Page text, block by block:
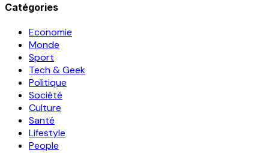
Catégories
Economie
Monde
Sport
Tech & Geek
Politique
Société
Culture
Santé
Lifestyle
People